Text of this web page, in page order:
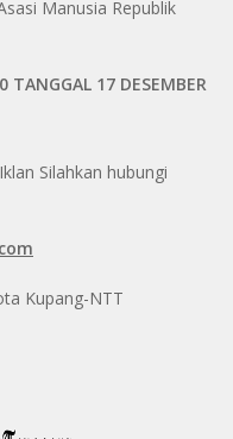
Manusia Republik
17 DESEMBER
Silahkan hubungi
Kupang-NTT